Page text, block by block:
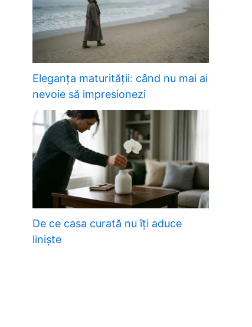
Eleganța maturității: când nu mai ai
nevoie să impresionezi
De ce casa curată nu îți aduce
liniște